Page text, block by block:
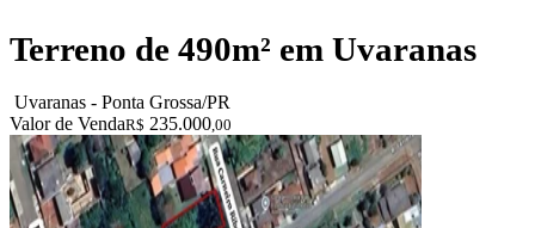
Terreno de 490m² em Uvaranas
Uvaranas - Ponta Grossa/PR
Valor de VendaR$ 235.000,00